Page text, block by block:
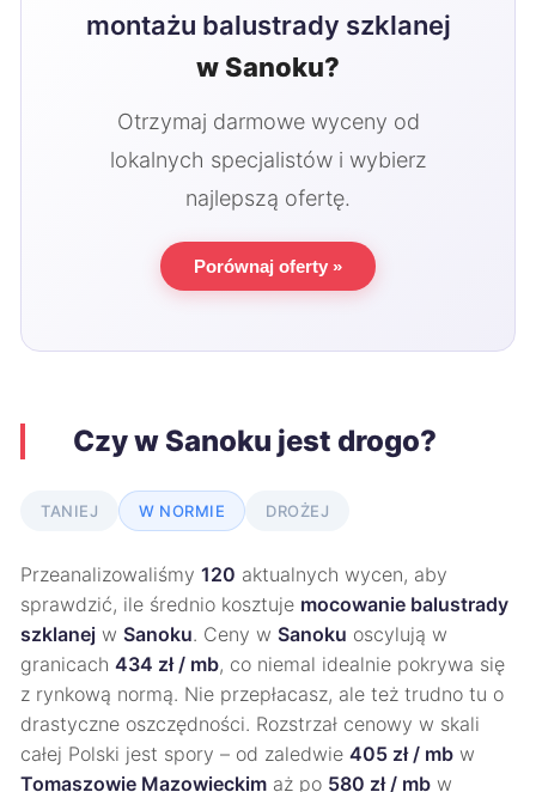
montażu balustrady szklanej
w Sanoku?
Otrzymaj darmowe wyceny od
lokalnych specjalistów i wybierz
najlepszą ofertę.
Porównaj oferty »
Czy w Sanoku jest drogo?
TANIEJ W NORMIE DROŻEJ
Przeanalizowaliśmy 120 aktualnych wycen, aby
sprawdzić, ile średnio kosztuje mocowanie balustrady
szklanej w Sanoku. Ceny w Sanoku oscylują w
granicach 434 zł / mb, co niemal idealnie pokrywa się
z rynkową normą. Nie przepłacasz, ale też trudno tu o
drastyczne oszczędności. Rozstrzał cenowy w skali
całej Polski jest spory – od zaledwie 405 zł / mb w
Tomaszowie Mazowieckim aż po 580 zł / mb w